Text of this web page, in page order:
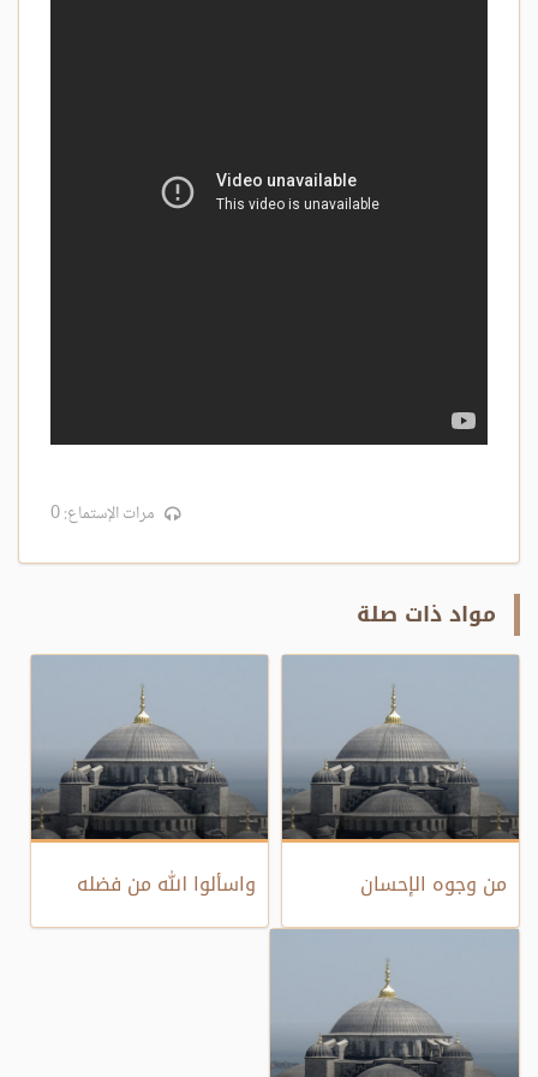
مرات الإستماع: 0
مواد ذات صلة
من وجوه الإحسان واسألوا الله من فضله